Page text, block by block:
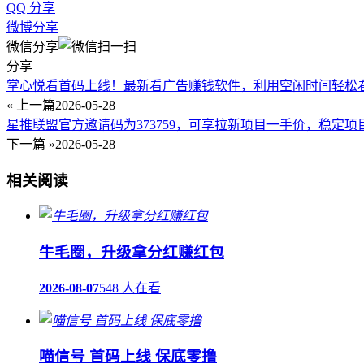
QQ 分享
微博分享
微信分享
分享
掌心悦看首码上线！最新看广告赚钱软件，利用空闲时间轻松
« 上一篇2026-05-28
星推联盟官方邀请码为373759，可享拉新项目一手价，稳定项
下一篇 »2026-05-28
相关阅读
牛毛圈，升级拿分红赚红包
2026-08-07548 人在看
喵信号 首码上线 保底零撸